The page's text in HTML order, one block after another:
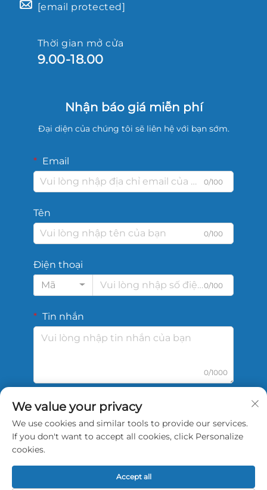
[email protected]
Thời gian mở cửa
9.00-18.00
Nhận báo giá miễn phí
Đại diện của chúng tôi sẽ liên hệ với bạn sớm.
Email
0/100
Tên
0/100
Điện thoại
Mã
0/100
Tin nhắn
0/1000
Gửi
Bản quyền © 2026 Công ty TNHH Công nghệ Thể
We value your privacy
We use cookies and similar tools to provide our services.
If you don't want to accept all cookies, click Personalize
cookies.
Accept all